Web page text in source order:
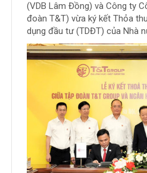
(VDB Lâm Đồng) và Công ty
đoàn T&T) vừa ký kết Thỏa
dụng đầu tư (TDĐT) của Nhà